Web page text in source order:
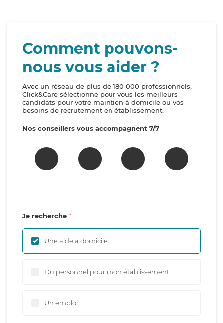
Comment pouvons-
nous vous aider ?
Avec un réseau de plus de 180 000 professionnels,
Click&Care sélectionne pour vous les meilleurs
candidats pour votre maintien à domicile ou vos
besoins de recrutement en établissement.
Nos conseillers vous accompagnent 7/7
Je recherche
Une aide à domicile
Du personnel pour mon établissement
Un emploi